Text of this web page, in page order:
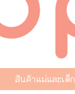
สินค้าแม่และเด็ก